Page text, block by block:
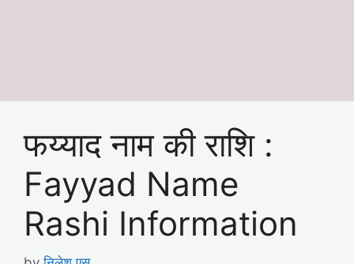
फय्याद नाम की राशि :
Fayyad Name
Rashi Information